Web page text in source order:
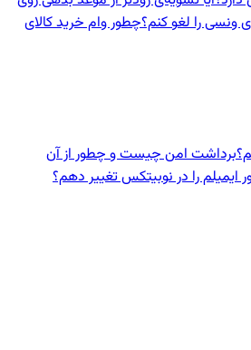
ونسی را لغو کنم؟چطور وام خرید کالای
برداشت امن چیست و چطور از آن
ایمیلم را در نوبیتکس تغییر دهم؟